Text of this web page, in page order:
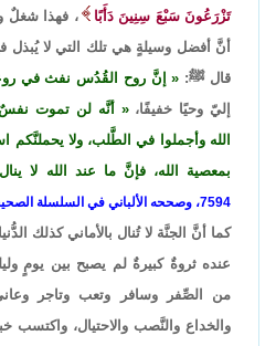
تَزْرَعُونَ سَبْعَ سِنِينَ دَأَبًا
، فهذا شغلٌ
أنَّ أفضل وسيلةٍ هي تلك التي لا يُبذل
قال ﷺ:
إنَّ روح القُدُس نفث في
إليّ وحيًا خفيفًا،
أنَّه لن تموت نفسٌ
الله وأجملوا في الطَّلب، ولا
بمعصية الله، فإنَّ ما عند الله لا
7594، وصححه الألباني في السلسلة الصحيحة: 2866].
كما أنَّ الجنَّة لا تُنال بالأماني كذلك
عنده ثروةٌ كبيرةٌ لم يصبح بين يومٍ
من الصِّفر وسافر وتعب وتاجر
والخداع والنَّصب والاحتيال،